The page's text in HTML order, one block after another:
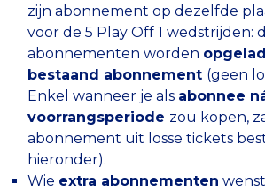
zijn abonnement op dezelfde
voor de 5 Play Off 1 wedstrijden:
abonnementen worden
bestaand abonnement (geen
Enkel wanneer je als abonnee
voorrangsperiode zou kopen,
abonnement uit losse tickets
hieronder).
Wie extra abonnementen